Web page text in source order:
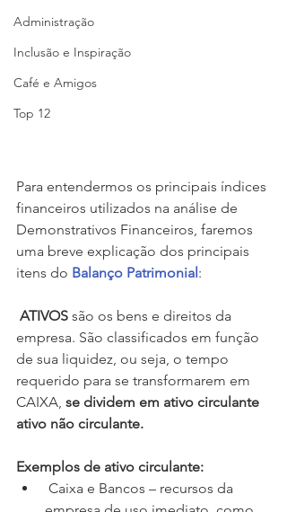
Administração
Inclusão e Inspiração
Café e Amigos
Top 12
Para entendermos os principais índices
financeiros utilizados na análise de
Demonstrativos Financeiros, faremos
uma breve explicação dos principais
itens do Balanço Patrimonial:
ATIVOS são os bens e direitos da
empresa. São classificados em função
de sua liquidez, ou seja, o tempo
requerido para se transformarem em
CAIXA, se dividem em ativo circulante
ativo não circulante.
Exemplos de ativo circulante: